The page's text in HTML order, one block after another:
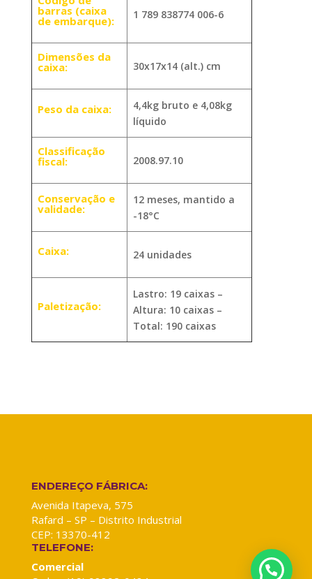
barras (caixa
de embarque): 1 789 838774 006-6
Dimensões da
caixa: 30x17x14 (alt.) cm
Peso da caixa:
4,4kg bruto e 4,08kg
líquido
Classificação
fiscal: 2008.97.10
Conservação e
validade:
12 meses, mantido a
-18°C
Caixa: 24 unidades
Paletização:
Lastro: 19 caixas –
Altura: 10 caixas –
Total: 190 caixas
ENDEREÇO FÁBRICA:
Avenida Itapeva, 575
Rafard – SP – Distrito Industrial
CEP: 13370-412
TELEFONE:
Comercial